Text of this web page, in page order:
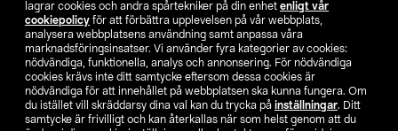
lagrar cookies och andra spårtekniker på din enhet enligt vår
cookiepolicy för att förbättra upplevelsen på vår webbplats,
analysera webbplatsens användning samt anpassa våra
marknadsföringsinsatser. Vi använder fyra kategorier av cookies:
nödvändiga, funktionella, analys och annonsering. För nödvändiga
cookies krävs inte ditt samtycke eftersom dessa cookies är
nödvändiga för att innehållet på webbplatsen ska kunna fungera. Om
du istället vill skräddarsy dina val kan du trycka på inställningar. Ditt
samtycke är frivilligt och kan återkallas när som helst genom att du
SE NO FI